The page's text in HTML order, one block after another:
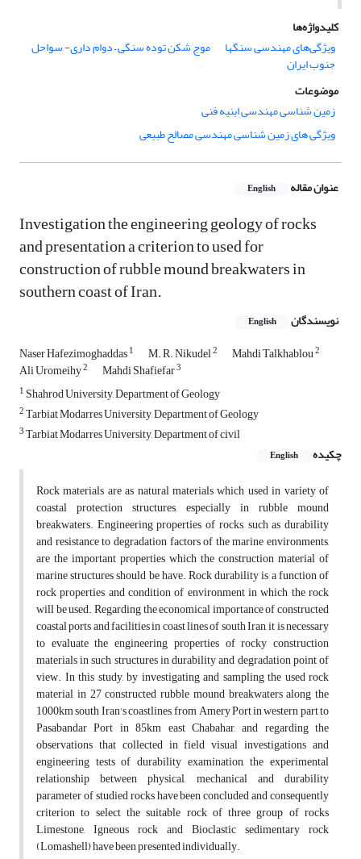
کلیدواژه‌ها
ویژگی‌های مهندسی سنگها
موج شکن توده سنگی – دوام داری- سواحل
جنوب ایران
موضوعات
زمین شناسی مهندسی ابنیه فنی
ویژگی های زمین شناسی مهندسی مصالح طبیعی
عنوان مقاله English
Investigation the engineering geology of rocks
and presentation a criterion to used for
construction of rubble mound breakwaters in
southern coast of Iran.
نویسندگان English
Naser Hafezimoghaddas1 M. R. Nikudel2 Mahdi Talkhablou2
Ali Uromeihy2 Mahdi Shafiefar3
1 Shahrod University, Department of Geology
2Tarbiat Modarres University, Department of Geology
3Tarbiat Modarres University, Department of civil
چکیده
English
Rock materials are as natural materials which used in variety of
coastal protection structures, especially in rubble mound
breakwaters. Engineering properties of rocks, such as durability
and resistance to degradation factors of the marine environments,
are the important properties which the construction material of
marine structures should be have. Rock durability is a function of
rock properties and condition of environment in which the rock
will be used. Regarding the economical importance of constructed
coastal ports and facilities in coast lines of south Iran, it is necessary
to evaluate the engineering properties of rocky construction
materials in such structures in durability and degradation point of
view. In this study, by investigating and sampling the used rock
material in 27 constructed rubble mound breakwaters along the
1000km south Iran's coastlines, from Amery Port in western part to
Pasabandar Port in 85km east Chabahar, and regarding the
observations that collected in field visual investigations and
engineering tests of durability examination, the experimental
relationship between physical, mechanical and durability
parameter of studied rocks have been concluded and consequently
criterion to select the suitable rock of three group of rocks
Limestone, Igneous rock and Bioclastic sedimentary rock
(Lomashell) have been presented individually.